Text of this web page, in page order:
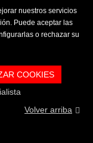
nuestros servicios
Puede aceptar las
o rechazar su
COOKIES
Volver arriba